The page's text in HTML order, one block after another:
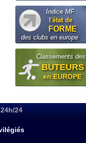
Indice MF :
l'état de
FORME
des clubs en europe
Classements des
BUTEURS
en EUROPE
24